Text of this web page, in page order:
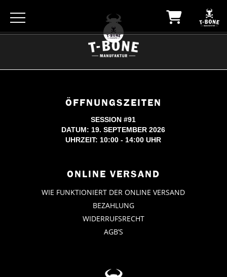
ÖFFNUNGSZEITEN
SESSION #91
DATUM: 19. SEPTEMBER 2026
UHRZEIT: 10:00 - 14:00 UHR
ONLINE VERSAND
WIE FUNKTIONIERT DER ONLINE VERSAND
BEZAHLUNG
WIDERRUFSRECHT
AGB’S